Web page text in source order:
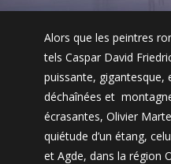
Alors que les peintres
tels Caspar David
puissante, gigantesque,
déchaînées et
écrasantes, Olivier
quiétude d’un étang,
et Agde, dans la région